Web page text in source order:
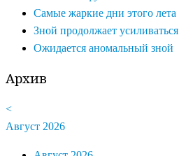
Самые жаркие дни этого лета
Зной продолжает усиливаться
Ожидается аномальный зной
Архив
<
Август 2026